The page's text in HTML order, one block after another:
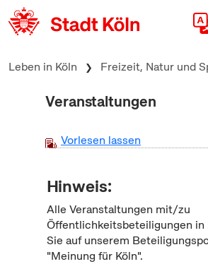
zum Inhalt springen
Leben in Köln Freizeit, Natur und
Veranstaltungen
Vorlesen lassen
Hinweis:
Alle Veranstaltungen mit/zu
Öffentlichkeitsbeteiligungen in
Sie auf unserem
"Meinung für Köln".